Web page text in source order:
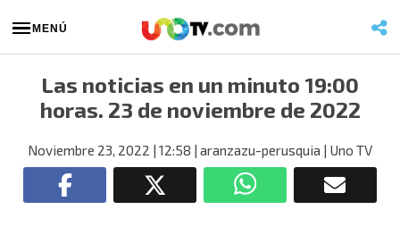
MENÚ
Las noticias en un minuto 19:00
horas. 23 de noviembre de 2022
Noviembre 23, 2022 | 12:58 | aranzazu-perusquia | Uno TV